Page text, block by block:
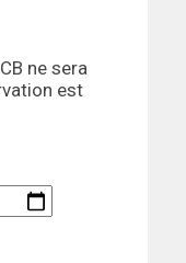
ne sera
est